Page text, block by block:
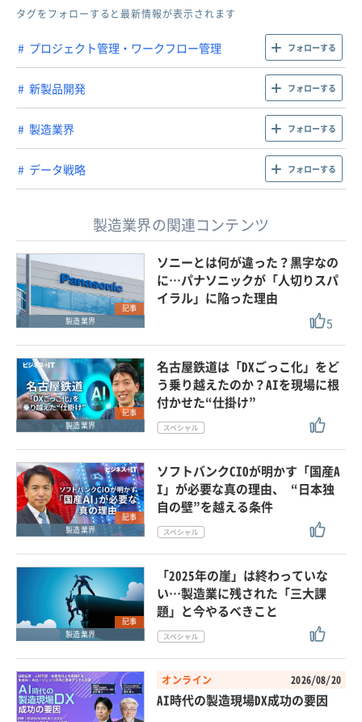
タグをフォローすると最新情報が表示されます
プロジェクト管理・ワークフロー管理 フォローする
新製品開発 フォローする
製造業界 フォローする
データ戦略 フォローする
製造業界の関連コンテンツ
記事
製造業界
ソニーとは何が違った？黒字なの
に…パナソニックが「人切りスパ
イラル」に陥った理由
5
記事
製造業界
名古屋鉄道は「DXごっこ化」をど
う乗り越えたのか？AIを現場に根
付かせた“仕掛け”
記事
製造業界
ソフトバンクCIOが明かす「国産A
I」が必要な真の理由、 “日本独
自の壁”を越える条件
記事
製造業界
「2025年の崖」は終わっていな
い…製造業に残された「三大課
題」と今やるべきこと
オンライン 2026/08/20
AI時代の製造現場DX成功の要因